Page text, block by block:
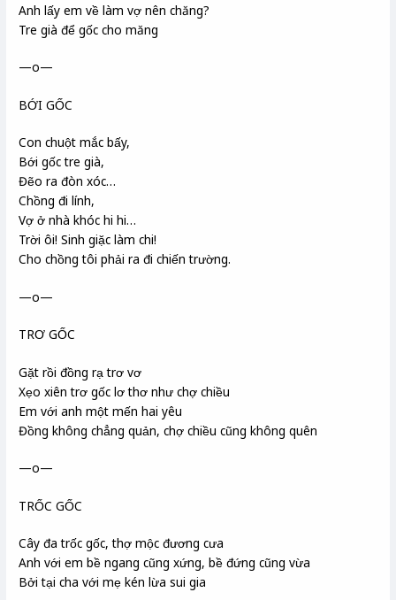
Anh lấy em về làm vợ nên chăng?
Tre già để gốc cho măng
—o—
BỚI GỐC
Con chuột mắc bấy,
Bới gốc tre già,
Đẽo ra đòn xóc…
Chồng đi lính,
Vợ ở nhà khóc hi hi…
Trời ôi! Sinh giặc làm chi!
Cho chồng tôi phải ra đi chiến trường.
—o—
TRƠ GỐC
Gặt rồi đồng rạ trơ vơ
Xẹo xiên trơ gốc lơ thơ như chợ chiều
Em với anh một mến hai yêu
Đồng không chẳng quản, chợ chiều cũng không quên
—o—
TRỐC GỐC
Cây đa trốc gốc, thợ mộc đương cưa
Anh với em bề ngang cũng xứng, bề đứng cũng vừa
Bởi tại cha với mẹ kén lừa sui gia